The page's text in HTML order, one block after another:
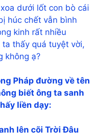
dưới lốt con bò cái
húc chết vẫn bình
kinh rất nhiều
thấy quá tuyệt vời,
không ạ?
Pháp đường về tên
biết ông ta sanh
liền dạy:
lên cõi Trời Ðâu